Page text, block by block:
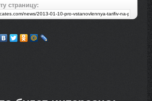
страницу: